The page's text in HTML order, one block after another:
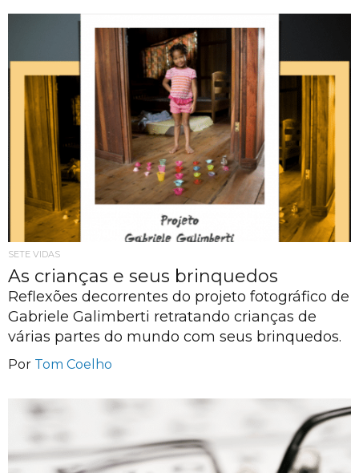
SETE VIDAS
As crianças e seus brinquedos
Reflexões decorrentes do projeto fotográfico de
Gabriele Galimberti retratando crianças de
várias partes do mundo com seus brinquedos.
Por Tom Coelho